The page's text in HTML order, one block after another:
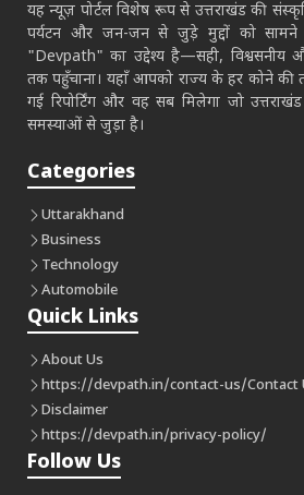
यह न्यूज़ पोर्टल विशेष रूप से उत्तराखंड की
पर्यटन और जन-जन से जुड़े मुद्दों को सामने
"Devpath" का उद्देश्य है—सही, विश्वसनीय
तक पहुँचाना। यहाँ आपको राज्य के हर कोने की
गई रिपोर्टिंग और वह सब मिलेगा जो
समस्याओं से जुड़ा है।
Categories
Uttarakhand
Business
Technology
Automobile
Quick Links
About Us
https://devpath.in/contact-us/Contact
Disclaimer
https://devpath.in/privacy-policy/
Follow Us